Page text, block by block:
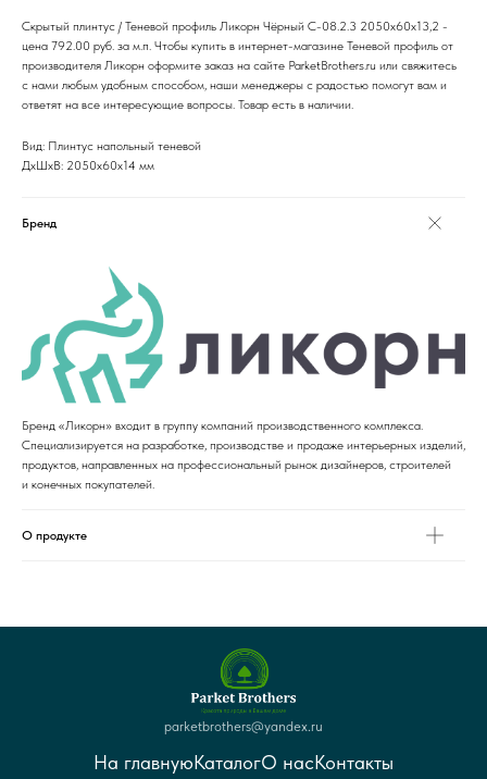
Скрытый плинтус / Теневой профиль Ликорн Чёрный С-08.2.3 2050х60х13,2 -
цена 792.00 руб. за м.п. Чтобы купить в интернет-магазине Теневой профиль от
производителя Ликорн оформите заказ на сайте ParketBrothers.ru или свяжитесь
с нами любым удобным способом, наши менеджеры с радостью помогут вам и
ответят на все интересующие вопросы. Товар есть в наличии.
Вид: Плинтус напольный теневой
ДxШxВ: 2050x60x14 мм
Бренд
Бренд «Ликорн» входит в группу компаний производственного комплекса.
Специализируется на разработке, производстве и продаже интерьерных изделий,
продуктов, направленных на профессиональный рынок дизайнеров, строителей
и конечных покупателей.
О продукте
parketbrothers@yandex.ru
На главнуюКаталогО насКонтакты